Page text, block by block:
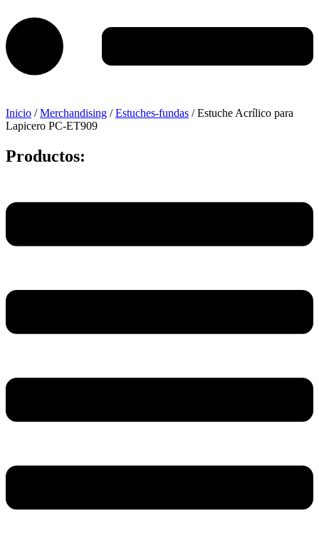
Inicio /Merchandising /Estuches-fundas / Estuche Acrílico para
Lapicero PC-ET909
Productos: